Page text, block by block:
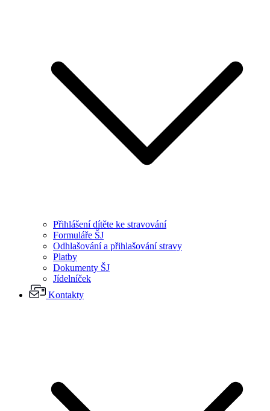
Přihlášení dítěte ke stravování
Formuláře ŠJ
Odhlašování a přihlašování stravy
Platby
Dokumenty ŠJ
Jídelníček
Kontakty